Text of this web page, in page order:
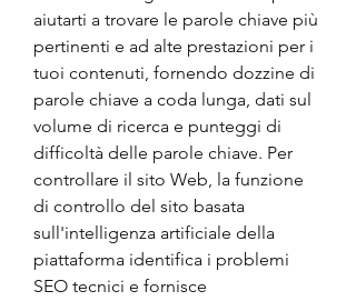
aiutarti a trovare le parole chiave più
pertinenti e ad alte prestazioni per i
tuoi contenuti, fornendo dozzine di
parole chiave a coda lunga, dati sul
volume di ricerca e punteggi di
difficoltà delle parole chiave. Per
controllare il sito Web, la funzione
di controllo del sito basata
sull'intelligenza artificiale della
piattaforma identifica i problemi
SEO tecnici e fornisce